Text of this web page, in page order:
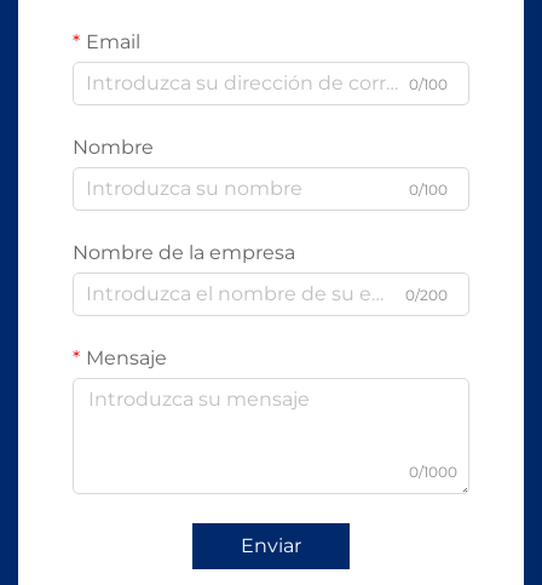
Email
0/100
Nombre
0/100
Nombre de la empresa
0/200
Mensaje
0/1000
Enviar